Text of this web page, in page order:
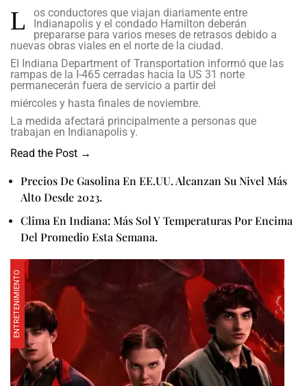
L
os conductores que viajan diariamente entre
Indianapolis y el condado Hamilton deberán
prepararse para varios meses de retrasos debido a
nuevas obras viales en el norte de la ciudad.
El Indiana Department of Transportation informó que las
rampas de la I-465 cerradas hacia la US 31 norte
permanecerán fuera de servicio a partir del
miércoles y hasta finales de noviembre.
La medida afectará principalmente a personas que
trabajan en Indianapolis y.
Read the Post →
Precios De Gasolina En EE.UU. Alcanzan Su Nivel Más
Alto Desde 2023.
Clima En Indiana: Más Sol Y Temperaturas Por Encima
Del Promedio Esta Semana.
ENTRETENIMIENTO